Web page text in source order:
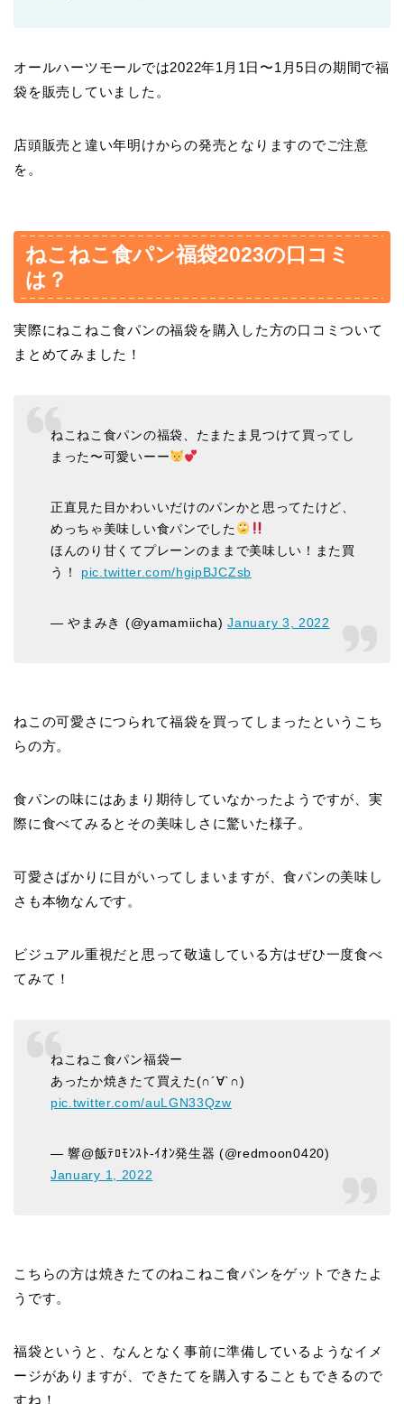
オールハーツモールでは2022年1月1日〜1月5日の期間で福
袋を販売していました。
店頭販売と違い年明けからの発売となりますのでご注意
を。
ねこねこ食パン福袋2023の口コミ
は？
実際にねこねこ食パンの福袋を購入した方の口コミついて
まとめてみました！
ねこねこ食パンの福袋、たまたま見つけて買ってし
まった〜可愛いーー
正直見た目かわいいだけのパンかと思ってたけど、
めっちゃ美味しい食パンでした
ほんのり甘くてプレーンのままで美味しい！また買
う！ pic.twitter.com/hgipBJCZsb
— やまみき (@yamamiicha)January 3, 2022
ねこの可愛さにつられて福袋を買ってしまったというこち
らの方。
食パンの味にはあまり期待していなかったようですが、実
際に食べてみるとその美味しさに驚いた様子。
可愛さばかりに目がいってしまいますが、食パンの美味し
さも本物なんです。
ビジュアル重視だと思って敬遠している方はぜひ一度食べ
てみて！
ねこねこ食パン福袋ー
あったか焼きたて買えた(∩´∀`∩)
pic.twitter.com/auLGN33Qzw
— 響@飯ﾃﾛﾓﾝｽﾄ-ｲｵﾝ発生器 (@redmoon0420)
January 1, 2022
こちらの方は焼きたてのねこねこ食パンをゲットできたよ
うです。
福袋というと、なんとなく事前に準備しているようなイメ
ージがありますが、できたてを購入することもできるので
すね！